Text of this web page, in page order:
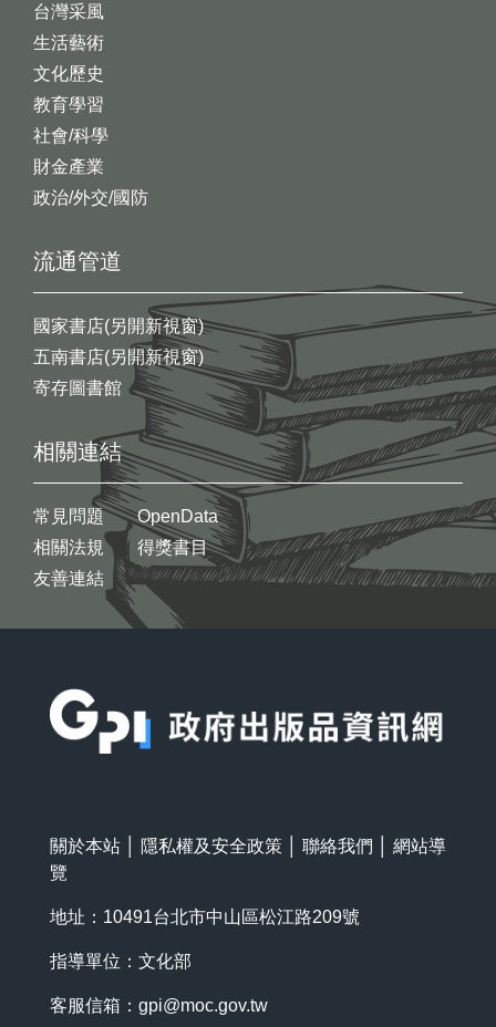
台灣采風
生活藝術
文化歷史
教育學習
社會/科學
財金產業
政治/外交/國防
流通管道
國家書店(另開新視窗)
五南書店(另開新視窗)
寄存圖書館
相關連結
常見問題
相關法規
友善連結
OpenData
得獎書目
關於本站 隱私權及安全政策 聯絡我們
網站導
覽
地址：10491台北市中山區松江路209號
指導單位：文化部
客服信箱： gpi@moc.gov.tw